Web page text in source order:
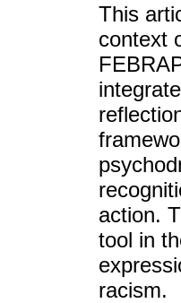
This
context
action.
tool in
racism.